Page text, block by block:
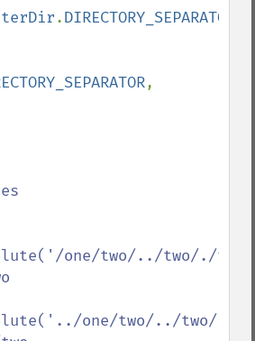
.
one/two/../two/./
one/two/../two/